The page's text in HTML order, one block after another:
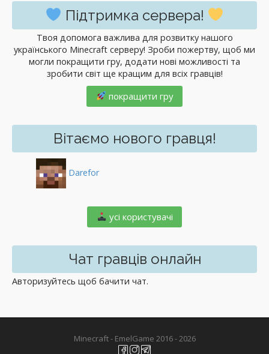
Підтримка сервера!
Твоя допомога важлива для розвитку нашого
українського Minecraft серверу! Зроби пожертву, щоб ми
могли покращити гру, додати нові можливості та
зробити світ ще кращим для всіх гравців!
покращити гру
Вітаємо нового гравця!
Darefor
️ усі користувачі
Чат гравців онлайн
Авторизуйтесь щоб бачити чат.
Minecraft - EmelGame 2016 - 2026